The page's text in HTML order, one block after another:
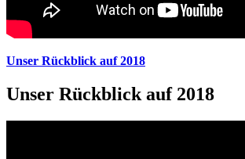
Unser Rückblick auf 2018
Unser Rückblick auf 2018